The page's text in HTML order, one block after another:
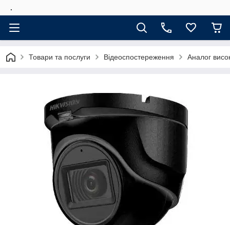
.
Товари та послуги Відеоспостереження Аналог